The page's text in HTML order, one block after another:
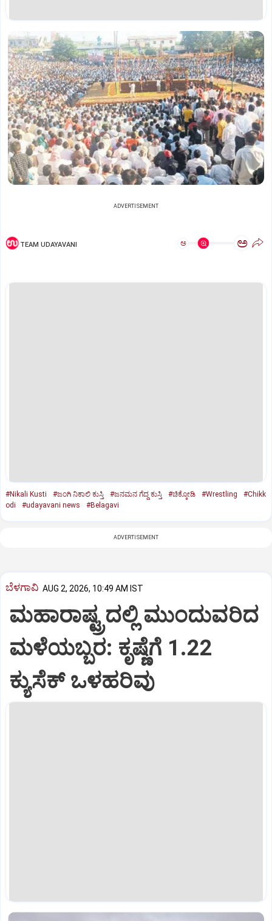
ADVERTISEMENT
TEAM UDAYAVANI ಅ ಅ
#Nikali Kusti #ಜಂಗಿ ನಿಕಾಲಿ ಕುಸ್ತಿ #ಜನಮನ ಗೆದ್ದ ಕುಸ್ತಿ #ಚಿಕ್ಕೋಡಿ #Wrestling
#Chikk
odi
#udayavani news #Belagavi
ADVERTISEMENT
ಬೆಳಗಾವಿ AUG 2, 2026, 10:49 AM IST
ಮಹಾರಾಷ್ಟ್ರದಲ್ಲಿ ಮುಂದುವರಿದ
ಮಳೆಯಬ್ಬರ: ಕೃಷ್ಣೆಗೆ 1.22
ಕ್ಯುಸೆಕ್‌ ಒಳಹರಿವು